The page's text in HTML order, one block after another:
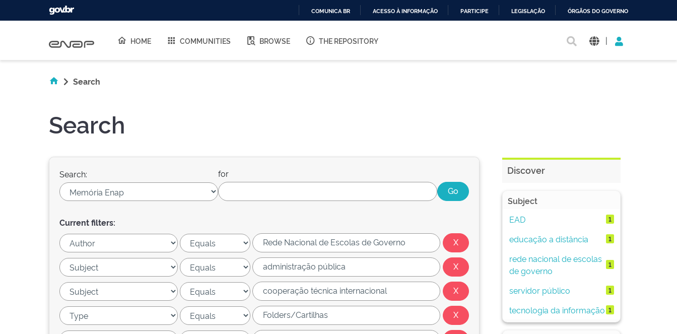
O
COMUNICA BR ACESSO À INFORMAÇÃO PARTICIPE LEGISLAÇÃO ÓRGÃOS DO GOVERNO
HOME COMMUNITIES BROWSE THE REPOSITORY |
Search
Search
Search: for
Current filters:
Discover
Subject
EAD
1
educação a distância 1
rede nacional de escolas
de governo
1
servidor público 1
tecnologia da informação 1